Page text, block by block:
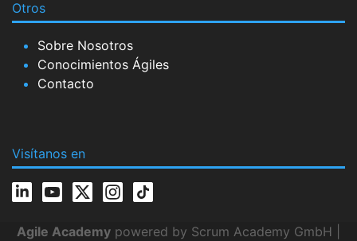
Otros
Sobre Nosotros
Conocimientos Ágiles
Contacto
Visítanos en
Agile Academy powered by Scrum Academy GmbH |